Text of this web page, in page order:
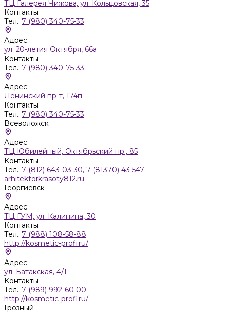
ТЦ Галерея Чижова, ул. Кольцовская, 35
Контакты:
Тел.: 7 (980) 340-75-33
Адрес:
ул. 20-летия Октября, 66а
Контакты:
Тел.: 7 (980) 340-75-33
Адрес:
Ленинский пр-т, 174п
Контакты:
Тел.: 7 (980) 340-75-33
Всеволожск
Адрес:
ТЦ Юбилейный, Октябрьский пр., 85
Контакты:
Тел.: 7 (812) 643-03-30, 7 (81370) 43-547
arhitektorkrasoty812.ru
Георгиевск
Адрес:
ТЦ ГУМ, ул. Калинина, 30
Контакты:
Тел.: 7 (988) 108-58-88
http://kosmetic-profi.ru/
Адрес:
ул. Батакская, 4/1
Контакты:
Тел.: 7 (989) 992-60-00
http://kosmetic-profi.ru/
Грозный